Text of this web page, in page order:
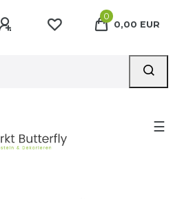
0
0,00 EUR
☰